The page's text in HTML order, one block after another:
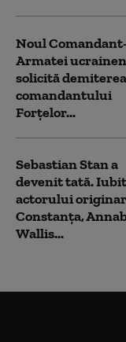
Noul
Armatei
solicită demiterea
comandantului
Forțelor...
Sebastian Stan a
devenit tată.
actorului
Constanța,
Wallis...